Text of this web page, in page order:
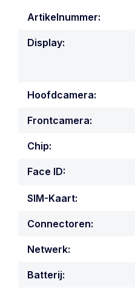
Artikelnummer:
Display:
Hoofdcamera:
Frontcamera:
Chip:
Face ID:
SIM-Kaart:
Connectoren:
Netwerk:
Batterij: